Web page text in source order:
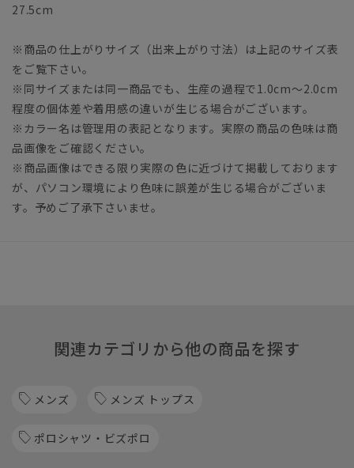
27.5cm
※商品の仕上がりサイズ（出来上がり寸法）は上記のサイズ表
をご覧下さい。
※同サイズまたは同一商品でも、生産の過程で1.0cm～2.0cm
程度の個体差や着用感の違いが生じる場合がございます。
※カラー名は管理用の表記となります。実際の商品の色味は商
品画像をご確認ください。
※商品画像はできる限り実際の色に近づけて掲載しております
が、パソコン環境により色味に誤差が生じる場合がございま
す。予めご了承下さいませ。
関連カテゴリから他の商品を探す
メンズ メンズ トップス
ポロシャツ・ビズポロ